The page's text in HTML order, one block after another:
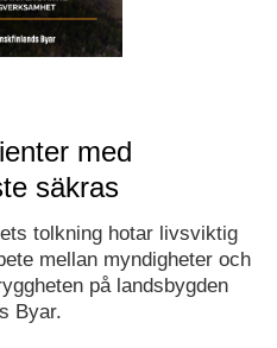
med
säkras
tolkning hotar livsviktig
mellan myndigheter och
på landsbygden
Byar.